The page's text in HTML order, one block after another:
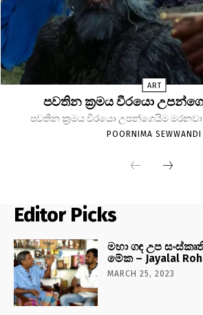
ART
පවතින ක්‍රමය වීරයො
පවතින ක්‍රමය වීරයො උපන්ගෙයිම මරනවා
POORNIMA SEWWANDI
Editor Picks
මහා ගඳ උප
මේක – Jayalal
MARCH 25, 2023